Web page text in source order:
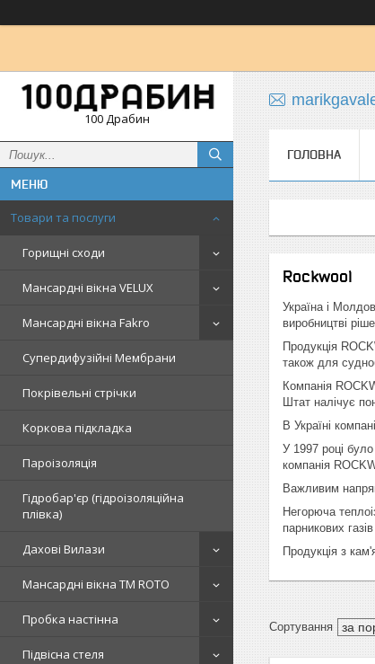
100 Драбин
Товари та послуги
Горищні сходи
Мансардні вікна VELUX
Мансардні вікна Fakro
Супердифузійні Мембрани
Покрівельні стрічки
Коркова підкладка
Пароізоляція
Гідробар'єр (гідроізоляційна
плівка)
Дахові Вилази
Мансардні вікна TM ROTO
Пробка настінна
Підвісна стеля
ГОЛОВНА
Rockwool
Україна і
виробництві
Продукція
також для
Компанія
Штат налічує
В Україні
У 1997 році
компанія
Важливим
Негорюча
парникових
Продукція з